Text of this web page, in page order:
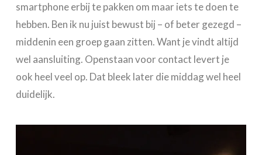
smartphone erbij te pakken om maar iets te doen te
hebben. Ben ik nu juist bewust bij – of beter gezegd –
middenin een groep gaan zitten. Want je vindt altijd
wel aansluiting. Openstaan voor contact levert je
ook heel veel op. Dat bleek later die middag wel heel
duidelijk.